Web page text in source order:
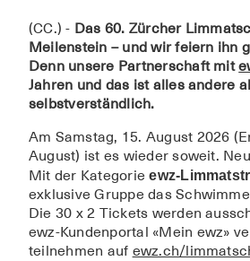
(CC.) - Das 60. Zürcher
Meilenstein – und wir feiern ihn
Denn unsere Partnerschaft mit
Jahren und das ist alles andere
selbstverständlich.
Am Samstag, 15. August 2026
August) ist es wieder soweit.
Mit der Kategorieewz-
exklusive Gruppe das
Die 30 x 2 Tickets werden
ewz-Kundenportal «Mein ewz»
teilnehmen auf ewz.ch/